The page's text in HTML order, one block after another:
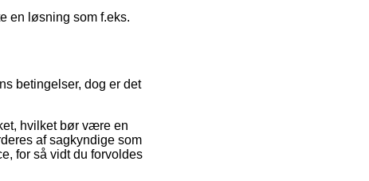
en løsning som f.eks.
betingelser, dog er det
hvilket bør være en
af sagkyndige som
for så vidt du forvoldes